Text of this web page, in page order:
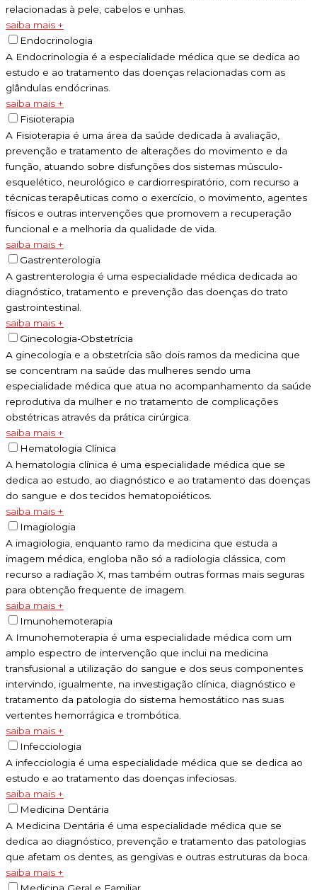
relacionadas à pele, cabelos e unhas.
saiba mais +
Endocrinologia
A Endocrinologia é a especialidade médica que se dedica ao
estudo e ao tratamento das doenças relacionadas com as
glândulas endócrinas.
saiba mais +
Fisioterapia
A Fisioterapia é uma área da saúde dedicada à avaliação,
prevenção e tratamento de alterações do movimento e da
função, atuando sobre disfunções dos sistemas músculo-
esquelético, neurológico e cardiorrespiratório, com recurso a
técnicas terapêuticas como o exercício, o movimento, agentes
físicos e outras intervenções que promovem a recuperação
funcional e a melhoria da qualidade de vida.
saiba mais +
Gastrenterologia
A gastrenterologia é uma especialidade médica dedicada ao
diagnóstico, tratamento e prevenção das doenças do trato
gastrointestinal.
saiba mais +
Ginecologia-Obstetrícia
A ginecologia e a obstetrícia são dois ramos da medicina que
se concentram na saúde das mulheres sendo uma
especialidade médica que atua no acompanhamento da saúde
reprodutiva da mulher e no tratamento de complicações
obstétricas através da prática cirúrgica.
saiba mais +
Hematologia Clínica
A hematologia clínica é uma especialidade médica que se
dedica ao estudo, ao diagnóstico e ao tratamento das doenças
do sangue e dos tecidos hematopoiéticos.
saiba mais +
Imagiologia
A imagiologia, enquanto ramo da medicina que estuda a
imagem médica, engloba não só a radiologia clássica, com
recurso a radiação X, mas também outras formas mais seguras
para obtenção frequente de imagem.
saiba mais +
Imunohemoterapia
A Imunohemoterapia é uma especialidade médica com um
amplo espectro de intervenção que inclui na medicina
transfusional a utilização do sangue e dos seus componentes
intervindo, igualmente, na investigação clínica, diagnóstico e
tratamento da patologia do sistema hemostático nas suas
vertentes hemorrágica e trombótica.
saiba mais +
Infecciologia
A infecciologia é uma especialidade médica que se dedica ao
estudo e ao tratamento das doenças infeciosas.
saiba mais +
Medicina Dentária
A Medicina Dentária é uma especialidade médica que se
dedica ao diagnóstico, prevenção e tratamento das patologias
que afetam os dentes, as gengivas e outras estruturas da boca.
saiba mais +
Medicina Geral e Familiar